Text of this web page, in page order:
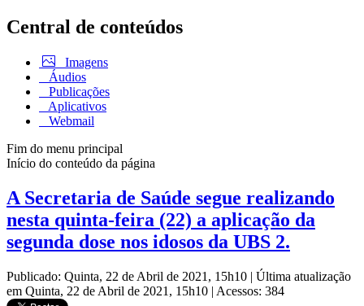
Central de conteúdos
Imagens
Áudios
Publicações
Aplicativos
Webmail
Fim do menu principal
Início do conteúdo da página
A Secretaria de Saúde segue realizando
nesta quinta-feira (22) a aplicação da
segunda dose nos idosos da UBS 2.
Publicado: Quinta, 22 de Abril de 2021, 15h10 | Última atualização
em Quinta, 22 de Abril de 2021, 15h10 | Acessos: 384